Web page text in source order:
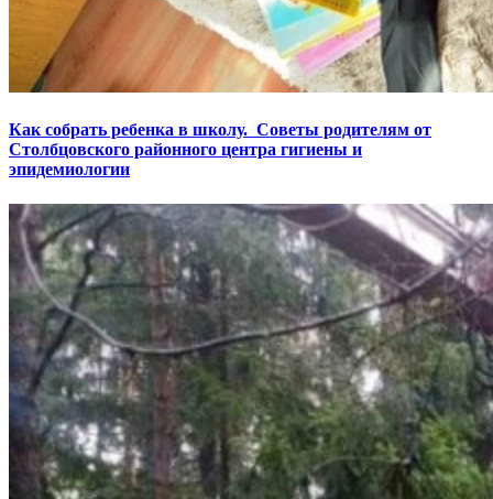
Как собрать ребенка в школу. Советы родителям от
Столбцовского районного центра гигиены и
эпидемиологии